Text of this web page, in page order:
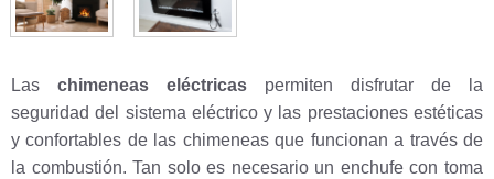
Las chimeneas eléctricas permiten disfrutar de la
seguridad del sistema eléctrico y las prestaciones estéticas
y confortables de las chimeneas que funcionan a través de
la combustión. Tan solo es necesario un enchufe con toma